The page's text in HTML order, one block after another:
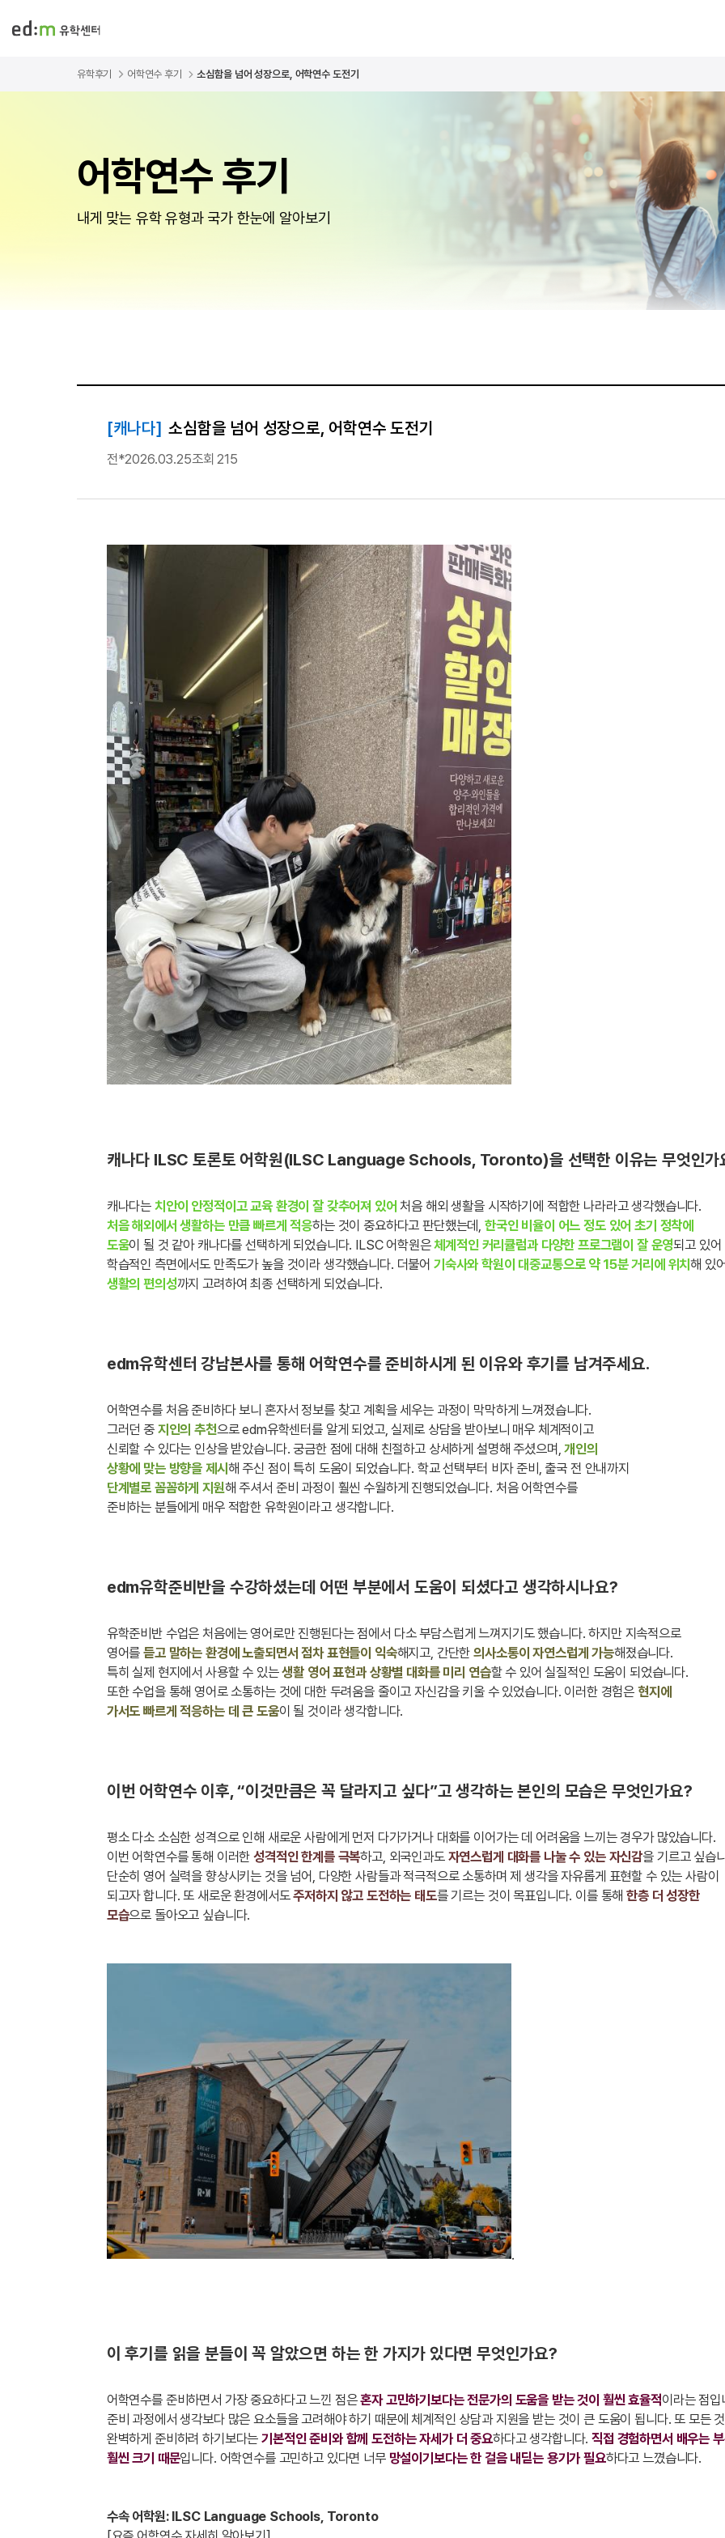
유학후기 어학연수 후기 소심함을 넘어 성장으로, 어학연수 도전기
어학연수 후기
내게 맞는 유학 유형과 국가 한눈에 알아보기
[캐나다] 소심함을 넘어 성장으로, 어학연수 도전기
전*2026.03.25조회 215
캐나다 ILSC 토론토 어학원(ILSC Language Schools, Toronto)을 선택한 이유는 무엇인가
캐나다는 치안이 안정적이고 교육 환경이 잘 갖추어져 있어 처음 해외 생활을 시작하기에 적합한 나라라고 생각했습니다.
처음 해외에서 생활하는 만큼 빠르게 적응하는 것이 중요하다고 판단했는데, 한국인 비율이 어느 정도 있어 초기 정착에
도움이 될 것 같아 캐나다를 선택하게 되었습니다. ILSC 어학원은체계적인 커리큘럼과 다양한 프로그램이 잘 운영되고 있어
학습적인 측면에서도 만족도가 높을 것이라 생각했습니다. 더불어 기숙사와 학원이 대중교통으로 약 15분 거리에 위치해 있
생활의 편의성까지 고려하여 최종 선택하게 되었습니다.
edm유학센터 강남본사를 통해 어학연수를 준비하시게 된 이유와 후기를 남겨주세요.
어학연수를 처음 준비하다 보니 혼자서 정보를 찾고 계획을 세우는 과정이 막막하게 느껴졌습니다.
그러던 중지인의 추천으로 edm유학센터를 알게 되었고, 실제로 상담을 받아보니 매우 체계적이고
신뢰할 수 있다는 인상을 받았습니다. 궁금한 점에 대해 친절하고 상세하게 설명해 주셨으며,개인의
상황에 맞는 방향을 제시해 주신 점이 특히 도움이 되었습니다. 학교 선택부터 비자 준비, 출국 전 안내까지
단계별로 꼼꼼하게 지원해 주셔서 준비 과정이 훨씬 수월하게 진행되었습니다. 처음 어학연수를
준비하는 분들에게 매우 적합한 유학원이라고 생각합니다.
edm유학준비반을 수강하셨는데 어떤 부분에서 도움이 되셨다고 생각하시나요?
유학준비반 수업은 처음에는 영어로만 진행된다는 점에서 다소 부담스럽게 느껴지기도 했습니다. 하지만 지속적으로
영어를듣고 말하는 환경에 노출되면서 점차 표현들이 익숙해지고, 간단한의사소통이 자연스럽게 가능해졌습니다.
특히 실제 현지에서 사용할 수 있는생활 영어 표현과 상황별 대화를 미리 연습할 수 있어 실질적인 도움이 되었습니다.
또한 수업을 통해 영어로 소통하는 것에 대한 두려움을 줄이고 자신감을 키울 수 있었습니다. 이러한 경험은 현지에
가서도 빠르게 적응하는 데 큰 도움이 될 것이라 생각합니다.
이번 어학연수 이후, “이것만큼은 꼭 달라지고 싶다”고 생각하는 본인의 모습은 무엇인가요?
평소 다소 소심한 성격으로 인해 새로운 사람에게 먼저 다가가거나 대화를 이어가는 데 어려움을 느끼는 경우가 많았습니다.
이번 어학연수를 통해 이러한성격적인 한계를 극복하고, 외국인과도 자연스럽게 대화를 나눌 수 있는 자신감을 기르고 싶습
단순히 영어 실력을 향상시키는 것을 넘어, 다양한 사람들과 적극적으로 소통하며 제 생각을 자유롭게 표현할 수 있는 사람이
되고자 합니다. 또 새로운 환경에서도주저하지 않고 도전하는 태도를 기르는 것이 목표입니다. 이를 통해한층 더 성장한
모습으로 돌아오고 싶습니다.
.
이 후기를 읽을 분들이 꼭 알았으면 하는 한 가지가 있다면 무엇인가요?
어학연수를 준비하면서 가장 중요하다고 느낀 점은혼자 고민하기보다는 전문가의 도움을 받는 것이 훨씬 효율적이라는 점입
준비 과정에서 생각보다 많은 요소들을 고려해야 하기 때문에 체계적인 상담과 지원을 받는 것이 큰 도움이 됩니다. 또 모든
완벽하게 준비하려 하기보다는기본적인 준비와 함께 도전하는 자세가 더 중요하다고 생각합니다.직접 경험하면서 배우는
훨씬 크기 때문입니다. 어학연수를 고민하고 있다면 너무 망설이기보다는 한 걸음 내딛는 용기가 필요하다고 느꼈습니다.
수속 어학원: ILSC Language Schools, Toronto